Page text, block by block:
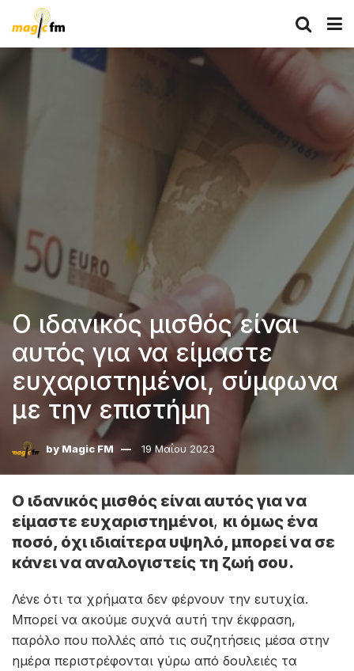
Ο ιδανικός μισθός είναι
αυτός για να είμαστε
ευχαριστημένοι, σύμφωνα
με την επιστήμη
by Magic FM 19 Μαΐου 2023
Ο ιδανικός μισθός είναι αυτός για να
είμαστε ευχαριστημένοι, κι όμως ένα
ποσό, όχι ιδιαίτερα υψηλό, μπορεί να σε
κάνει να αναλογιστείς τη ζωή σου.
Λένε ότι τα χρήματα δεν φέρνουν την ευτυχία.
Μπορεί να ακούμε συχνά αυτή την έκφραση,
παρόλο που πολλές από τις συζητήσεις μέσα στην
ημέρα περιστρέφονται γύρω από δουλειές τα